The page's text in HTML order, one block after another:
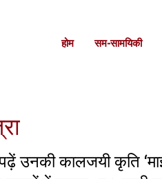
होम सम-सामयिकी
उनकी कालजयी कृति